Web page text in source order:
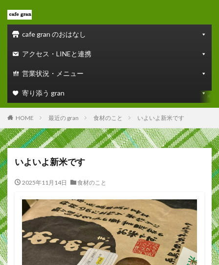
cafe gran のおはなし
アクセス・LINEと連携
営業状況・メニュー
寄り添う gran
HOME 最近の gran 食材のこと いよいよ新米です
いよいよ新米です
2025年11月14日 食材のこと